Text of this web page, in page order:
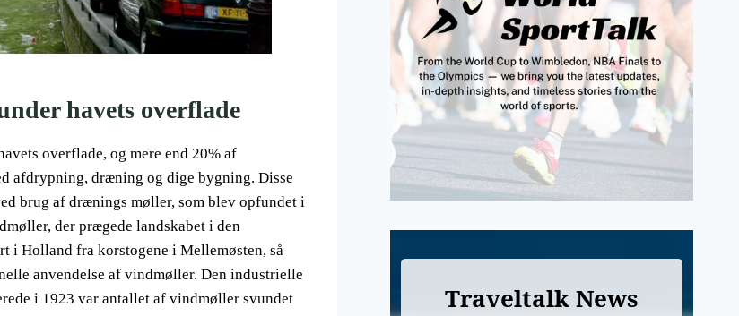
havets overflade
overflade, og mere end 20% af
afdrypning, dræning og dige bygning. Disse
brug af drænings møller, som blev opfundet i
der prægede landskabet i den
i Holland fra korstogene i Mellemøsten, så
anvendelse af vindmøller. Den industrielle
i 1923 var antallet af vindmøller svundet
Traveltalk News